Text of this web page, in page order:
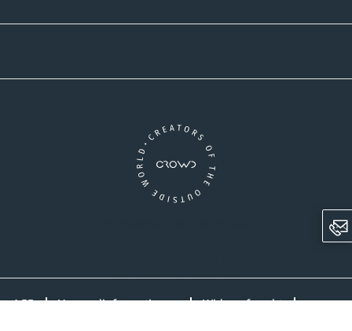
AGB Versandinformationen
Widerrufsrecht